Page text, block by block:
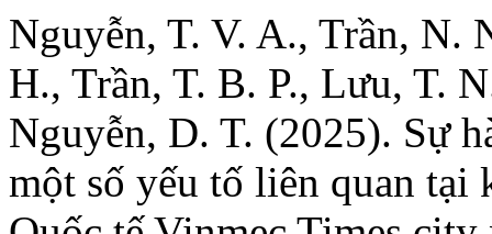
Nguyễn, T. V. A., Trần, N.
H., Trần, T. B. P., Lưu, T.
Nguyễn, D. T. (2025). Sự
một số yếu tố liên quan tại